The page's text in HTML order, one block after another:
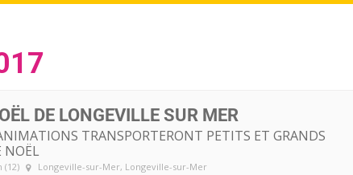
DE LONGEVILLE SUR MER
TRANSPORTERONT PETITS ET GRANDS
NOËL
(12) Longeville-sur-Mer, Longeville-sur-Mer